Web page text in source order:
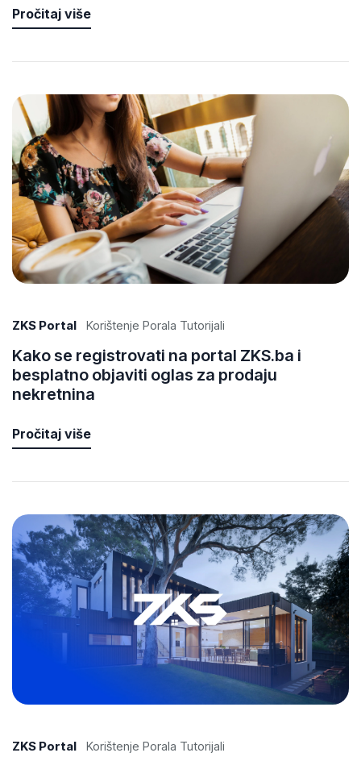
Pročitaj više
ZKS Portal Korištenje Porala Tutorijali
Kako se registrovati na portal ZKS.ba i
besplatno objaviti oglas za prodaju
nekretnina
Pročitaj više
ZKS Portal Korištenje Porala Tutorijali